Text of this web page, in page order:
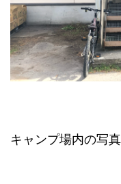
キャンプ場内の写